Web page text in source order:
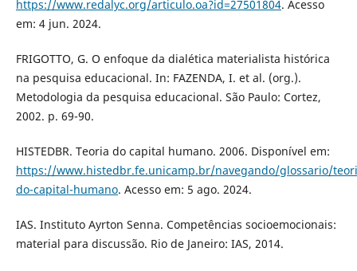
https://www.redalyc.org/articulo.oa?id=27501804. Acesso
em: 4 jun. 2024.
FRIGOTTO, G. O enfoque da dialética materialista histórica
na pesquisa educacional. In: FAZENDA, I. et al. (org.).
Metodologia da pesquisa educacional. São Paulo: Cortez,
2002. p. 69-90.
HISTEDBR. Teoria do capital humano. 2006. Disponível em:
https://www.histedbr.fe.unicamp.br/navegando/glossario/
do-capital-humano. Acesso em: 5 ago. 2024.
IAS. Instituto Ayrton Senna. Competências socioemocionais:
material para discussão. Rio de Janeiro: IAS, 2014.